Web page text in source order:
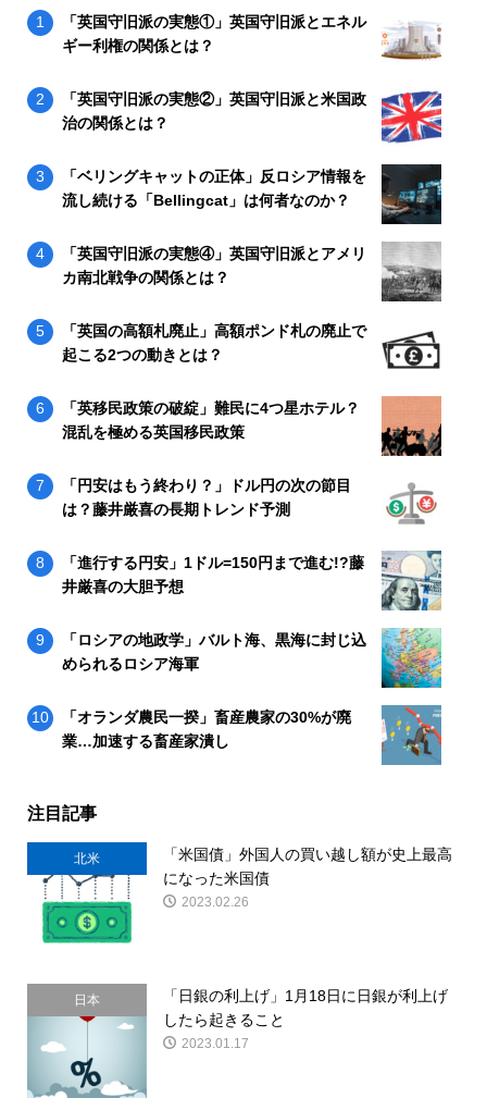
「英国守旧派の実態①」英国守旧派とエネル
ギー利権の関係とは？
「英国守旧派の実態②」英国守旧派と米国政
治の関係とは？
「ベリングキャットの正体」反ロシア情報を
流し続ける「Bellingcat」は何者なのか？
「英国守旧派の実態④」英国守旧派とアメリ
カ南北戦争の関係とは？
「英国の高額札廃止」高額ポンド札の廃止で
起こる2つの動きとは？
「英移民政策の破綻」難民に4つ星ホテル？
混乱を極める英国移民政策
「円安はもう終わり？」ドル円の次の節目
は？藤井厳喜の長期トレンド予測
「進行する円安」1ドル=150円まで進む!?藤
井厳喜の大胆予想
「ロシアの地政学」バルト海、黒海に封じ込
められるロシア海軍
「オランダ農民一揆」畜産農家の30%が廃
業…加速する畜産家潰し
注目記事
北米
「米国債」外国人の買い越し額が史上最高
になった米国債
2023.02.26
日本
「日銀の利上げ」1月18日に日銀が利上げ
したら起きること
2023.01.17